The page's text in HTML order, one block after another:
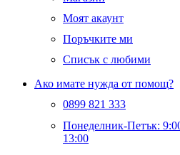
Моят акаунт
Поръчките ми
Списък с любими
Ако имате нужда от помощ?
0899 821 333
Понеделник-Петък:
13:00